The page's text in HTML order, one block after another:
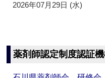
2026年07月29日 (水)
薬剤師認定制度認証